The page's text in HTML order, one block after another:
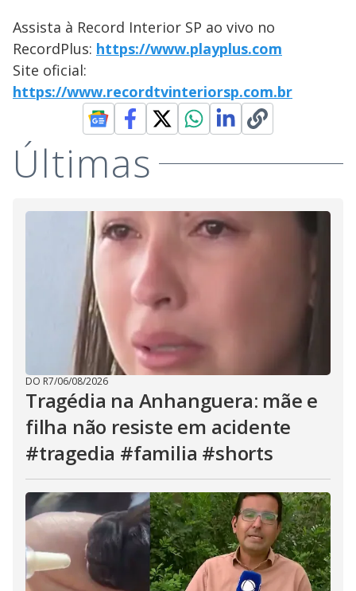
Assista à Record Interior SP ao vivo no
RecordPlus: https://www.playplus.com
Site oficial:
https://www.recordtvinteriorsp.com.br
Últimas
DO R7/06/08/2026
Tragédia na Anhanguera: mãe e
filha não resiste em acidente
#tragedia #familia #shorts